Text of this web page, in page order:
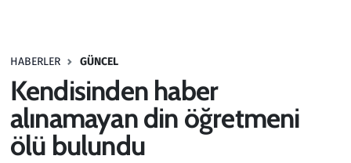
HABERLER GÜNCEL
Kendisinden haber
alınamayan din öğretmeni
ölü bulundu
Haber
Kurumsal Haberler